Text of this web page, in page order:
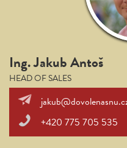
Ing. Jakub Antoš
HEAD OF SALES
+420 775 705 535